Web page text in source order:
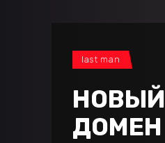
last man
НОВЫЙ
ДОМЕН